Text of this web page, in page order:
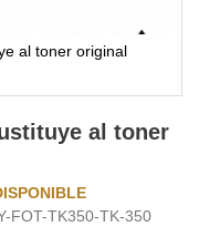
al toner original
al toner
FOT-TK350-TK-350